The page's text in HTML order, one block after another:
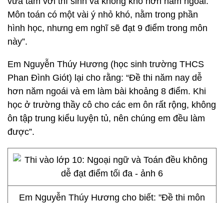
Môn toán có một vài ý nhỏ khó, nằm trong phần
hình học, nhưng em nghĩ sẽ đạt 9 điểm trong môn
này”.
Em Nguyễn Thúy Hương (học sinh trường THCS
Phan Đình Giót) lại cho rằng: “Đề thi năm nay dễ
hơn năm ngoái và em làm bài khoảng 8 điểm. Khi
học ở trường thầy cô cho các em ôn rất rộng, không
ôn tập trung kiểu luyện tủ, nên chúng em đều làm
được”.
Em Nguyễn Thúy Hương cho biết: "Đề thi môn